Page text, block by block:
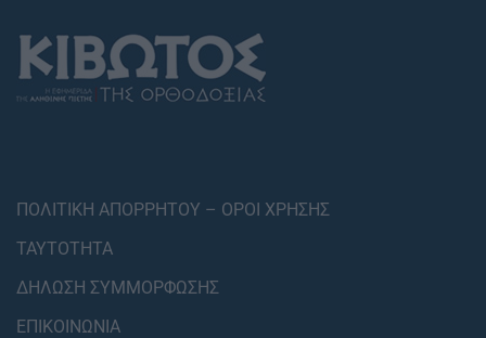
ΠΟΛΙΤΙΚΗ ΑΠΟΡΡΗΤΟΥ – ΟΡΟΙ ΧΡΗΣΗΣ
ΤΑΥΤΟΤΗΤΑ
ΔΗΛΩΣΗ ΣΥΜΜΟΡΦΩΣΗΣ
ΕΠΙΚΟΙΝΩΝΙΑ